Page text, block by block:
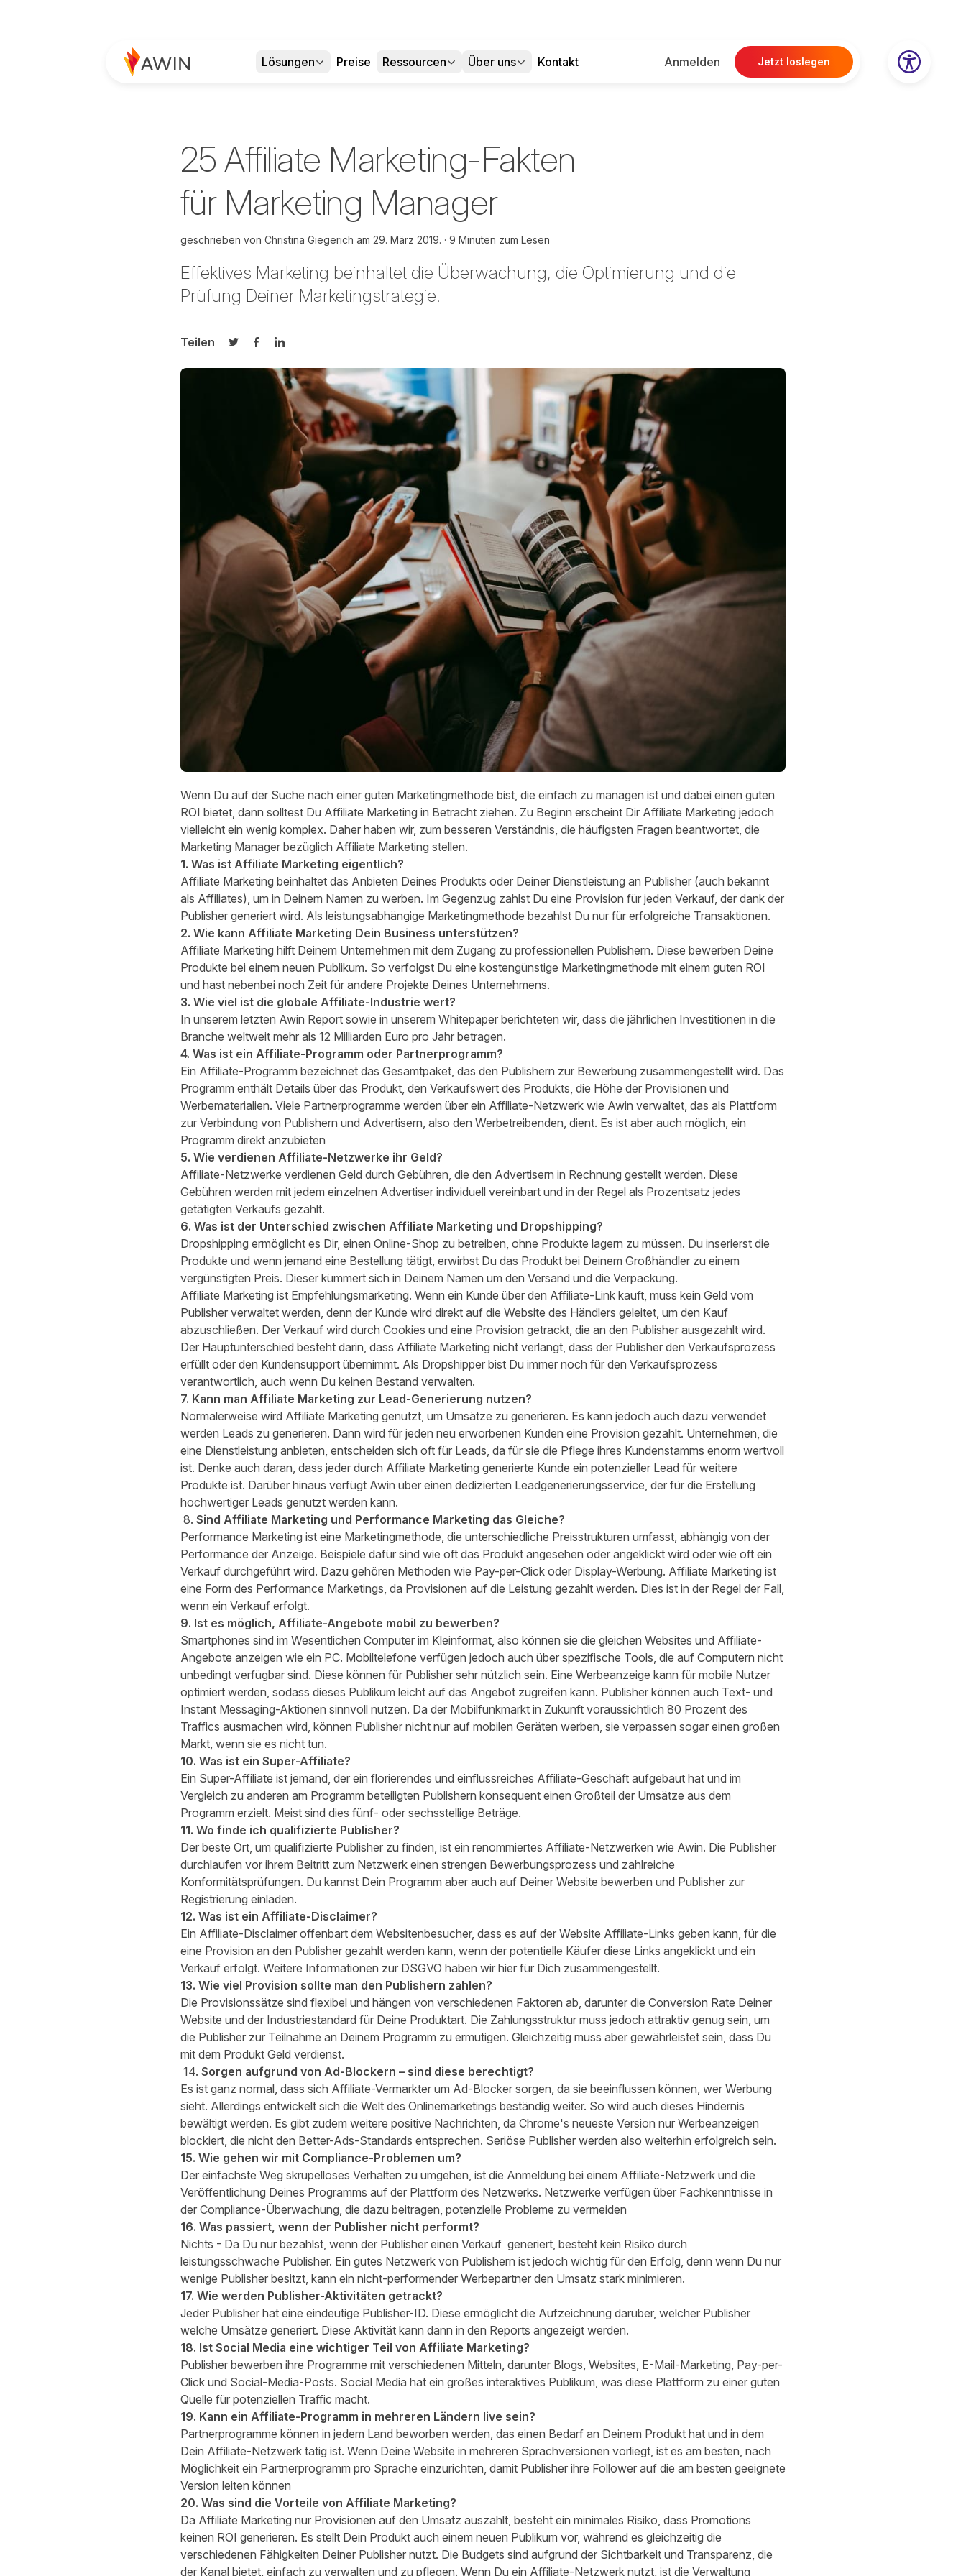
Lösungen Preise Ressourcen Über uns Kontakt Anmelden Jetzt loslegen
25 Affiliate Marketing-Fakten
für Marketing Manager
geschrieben von Christina Giegerich am 29. März 2019. 9 Minuten zum Lesen
Effektives Marketing beinhaltet die Überwachung, die Optimierung und die
Prüfung Deiner Marketingstrategie.
Teilen
Auf Twitter teilen
Auf Facebook teilen
Auf LinkedIn teilen
Wenn Du auf der Suche nach einer guten Marketingmethode bist, die einfach zu managen ist und dabei einen guten
ROI bietet, dann solltest Du Affiliate Marketing in Betracht ziehen. Zu Beginn erscheint Dir Affiliate Marketing jedoch
vielleicht ein wenig komplex. Daher haben wir, zum besseren Verständnis, die häufigsten Fragen beantwortet, die
Marketing Manager bezüglich Affiliate Marketing stellen.
1. Was ist Affiliate Marketing eigentlich?
Affiliate Marketing beinhaltet das Anbieten Deines Produkts oder Deiner Dienstleistung an Publisher (auch bekannt
als Affiliates), um in Deinem Namen zu werben. Im Gegenzug zahlst Du eine Provision für jeden Verkauf, der dank der
Publisher generiert wird. Als leistungsabhängige Marketingmethode bezahlst Du nur für erfolgreiche Transaktionen.
2. Wie kann Affiliate Marketing Dein Business unterstützen?
Affiliate Marketing hilft Deinem Unternehmen mit dem Zugang zu professionellen Publishern. Diese bewerben Deine
Produkte bei einem neuen Publikum. So verfolgst Du eine kostengünstige Marketingmethode mit einem guten ROI
und hast nebenbei noch Zeit für andere Projekte Deines Unternehmens.
3. Wie viel ist die globale Affiliate-Industrie wert?
In unserem letzten Awin Reportsowie in unserem Whitepaperberichteten wir, dass die jährlichen Investitionen in die
Branche weltweit mehr als 12 Milliarden Euro pro Jahr betragen.
4. Was ist ein Affiliate-Programm oder Partnerprogramm?
Ein Affiliate-Programm bezeichnet das Gesamtpaket, das den Publishern zur Bewerbung zusammengestellt wird. Das
Programm enthält Details über das Produkt, den Verkaufswert des Produkts, die Höhe der Provisionen und
Werbematerialien. Viele Partnerprogramme werden über ein Affiliate-Netzwerk wie Awin verwaltet, das als Plattform
zur Verbindung von Publishern und Advertisern, also den Werbetreibenden, dient. Es ist aber auch möglich, ein
Programm direkt anzubieten
5. Wie verdienen Affiliate-Netzwerke ihr Geld?
Affiliate-Netzwerke verdienen Geld durch Gebühren, die den Advertisern in Rechnung gestellt werden. Diese
Gebühren werden mit jedem einzelnen Advertiser individuell vereinbart und in der Regel als Prozentsatz jedes
getätigten Verkaufs gezahlt.
6. Was ist der Unterschied zwischen Affiliate Marketing und Dropshipping?
Dropshipping ermöglicht es Dir, einen Online-Shop zu betreiben, ohne Produkte lagern zu müssen. Du inserierst die
Produkte und wenn jemand eine Bestellung tätigt, erwirbst Du das Produkt bei Deinem Großhändler zu einem
vergünstigten Preis. Dieser kümmert sich in Deinem Namen um den Versand und die Verpackung.
Affiliate Marketing ist Empfehlungsmarketing. Wenn ein Kunde über den Affiliate-Link kauft, muss kein Geld vom
Publisher verwaltet werden, denn der Kunde wird direkt auf die Website des Händlers geleitet, um den Kauf
abzuschließen. Der Verkauf wird durch Cookies und eine Provision getrackt, die an den Publisher ausgezahlt wird.
Der Hauptunterschied besteht darin, dass Affiliate Marketing nicht verlangt, dass der Publisher den Verkaufsprozess
erfüllt oder den Kundensupport übernimmt. Als Dropshipper bist Du immer noch für den Verkaufsprozess
verantwortlich, auch wenn Du keinen Bestand verwalten.
7. Kann man Affiliate Marketing zur Lead-Generierung nutzen?
Normalerweise wird Affiliate Marketing genutzt, um Umsätze zu generieren. Es kann jedoch auch dazu verwendet
werden Leads zu generieren. Dann wird für jeden neu erworbenen Kunden eine Provision gezahlt. Unternehmen, die
eine Dienstleistung anbieten, entscheiden sich oft für Leads, da für sie die Pflege ihres Kundenstamms enorm wertvoll
ist. Denke auch daran, dass jeder durch Affiliate Marketing generierte Kunde ein potenzieller Lead für weitere
Produkte ist. Darüber hinaus verfügt Awin über einen dedizierten Leadgenerierungsservice, der für die Erstellung
hochwertiger Leads genutzt werden kann.
8. Sind Affiliate Marketing und Performance Marketing das Gleiche?
Performance Marketing ist eine Marketingmethode, die unterschiedliche Preisstrukturen umfasst, abhängig von der
Performance der Anzeige. Beispiele dafür sind wie oft das Produkt angesehen oder angeklickt wird oder wie oft ein
Verkauf durchgeführt wird. Dazu gehören Methoden wie Pay-per-Click oder Display-Werbung. Affiliate Marketing ist
eine Form des Performance Marketings, da Provisionen auf die Leistung gezahlt werden. Dies ist in der Regel der Fall,
wenn ein Verkauf erfolgt.
9. Ist es möglich, Affiliate-Angebote mobil zu bewerben?
Smartphones sind im Wesentlichen Computer im Kleinformat, also können sie die gleichen Websites und Affiliate-
Angebote anzeigen wie ein PC. Mobiltelefone verfügen jedoch auch über spezifische Tools, die auf Computern nicht
unbedingt verfügbar sind. Diese können für Publisher sehr nützlich sein. Eine Werbeanzeige kann für mobile Nutzer
optimiert werden, sodass dieses Publikum leicht auf das Angebot zugreifen kann. Publisher können auch Text- und
Instant Messaging-Aktionen sinnvoll nutzen. Da der Mobilfunkmarkt in Zukunft voraussichtlich 80 Prozent des
Traffics ausmachen wird, können Publisher nicht nur auf mobilen Geräten werben, sie verpassen sogar einen großen
Markt, wenn sie es nicht tun.
10. Was ist ein Super-Affiliate?
Ein Super-Affiliate ist jemand, der ein florierendes und einflussreiches Affiliate-Geschäft aufgebaut hat und im
Vergleich zu anderen am Programm beteiligten Publishern konsequent einen Großteil der Umsätze aus dem
Programm erzielt. Meist sind dies fünf- oder sechsstellige Beträge.
11. Wo finde ich qualifizierte Publisher?
Der beste Ort, um qualifizierte Publisher zu finden, ist ein renommiertes Affiliate-Netzwerken wie Awin. Die Publisher
durchlaufen vor ihrem Beitritt zum Netzwerk einen strengen Bewerbungsprozess und zahlreiche
Konformitätsprüfungen. Du kannst Dein Programm aber auch auf Deiner Website bewerben und Publisher zur
Registrierung einladen.
12. Was ist ein Affiliate-Disclaimer?
Ein Affiliate-Disclaimer offenbart dem Websitenbesucher, dass es auf der Website Affiliate-Links geben kann, für die
eine Provision an den Publisher gezahlt werden kann, wenn der potentielle Käufer diese Links angeklickt und ein
Verkauf erfolgt. Weitere Informationen zur DSGVO haben wir hierfür Dich zusammengestellt.
13. Wie viel Provision sollte man den Publishern zahlen?
Die Provisionssätze sind flexibel und hängen von verschiedenen Faktoren ab, darunter die Conversion Rate Deiner
Website und der Industriestandard für Deine Produktart. Die Zahlungsstruktur muss jedoch attraktiv genug sein, um
die Publisher zur Teilnahme an Deinem Programm zu ermutigen. Gleichzeitig muss aber gewährleistet sein, dass Du
mit dem Produkt Geld verdienst.
14. Sorgen aufgrund von Ad-Blockern – sind diese berechtigt?
Es ist ganz normal, dass sich Affiliate-Vermarkter um Ad-Blocker sorgen, da sie beeinflussen können, wer Werbung
sieht. Allerdings entwickelt sich die Welt des Onlinemarketings beständig weiter. So wird auch dieses Hindernis
bewältigt werden. Es gibt zudem weitere positive Nachrichten, da Chrome's neueste Version nur Werbeanzeigen
blockiert, die nicht den Better-Ads-Standards entsprechen. Seriöse Publisher werden also weiterhin erfolgreich sein.
15. Wie gehen wir mit Compliance-Problemen um?
Der einfachste Weg skrupelloses Verhalten zu umgehen, ist die Anmeldung bei einem Affiliate-Netzwerk und die
Veröffentlichung Deines Programms auf der Plattform des Netzwerks. Netzwerke verfügen über Fachkenntnisse in
der Compliance-Überwachung, die dazu beitragen, potenzielle Probleme zu vermeiden
16. Was passiert, wenn der Publisher nicht performt?
Nichts - Da Du nur bezahlst, wenn der Publisher einen Verkauf generiert, besteht kein Risiko durch
leistungsschwache Publisher. Ein gutes Netzwerk von Publishern ist jedoch wichtig für den Erfolg, denn wenn Du nur
wenige Publisher besitzt, kann ein nicht-performender Werbepartner den Umsatz stark minimieren.
17. Wie werden Publisher-Aktivitäten getrackt?
Jeder Publisher hat eine eindeutige Publisher-ID. Diese ermöglicht die Aufzeichnung darüber, welcher Publisher
welche Umsätze generiert. Diese Aktivität kann dann in den Reports angezeigt werden.
18. Ist Social Media eine wichtiger Teil von Affiliate Marketing?
Publisher bewerben ihre Programme mit verschiedenen Mitteln, darunter Blogs, Websites, E-Mail-Marketing, Pay-per-
Click und Social-Media-Posts. Social Media hat ein großes interaktives Publikum, was diese Plattform zu einer guten
Quelle für potenziellen Traffic macht.
19. Kann ein Affiliate-Programm in mehreren Ländern live sein?
Partnerprogramme können in jedem Land beworben werden, das einen Bedarf an Deinem Produkt hat und in dem
Dein Affiliate-Netzwerk tätig ist. Wenn Deine Website in mehreren Sprachversionen vorliegt, ist es am besten, nach
Möglichkeit ein Partnerprogramm pro Sprache einzurichten, damit Publisher ihre Follower auf die am besten geeignete
Version leiten können
20. Was sind die Vorteile von Affiliate Marketing?
Da Affiliate Marketing nur Provisionen auf den Umsatz auszahlt, besteht ein minimales Risiko, dass Promotions
keinen ROI generieren. Es stellt Dein Produkt auch einem neuen Publikum vor, während es gleichzeitig die
verschiedenen Fähigkeiten Deiner Publisher nutzt. Die Budgets sind aufgrund der Sichtbarkeit und Transparenz, die
der Kanal bietet, einfach zu verwalten und zu pflegen. Wenn Du ein Affiliate-Netzwerk nutzt, ist die Verwaltung